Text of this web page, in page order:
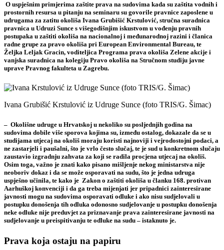
O uspješnim primjerima zaštite prava na sudovima kada su zaštita vodnih i
prostornih resursa u pitanju na seminaru su govorile pravnice zaposlene u
udrugama za zatitu okoliša Ivana Grubišić Krstulović, stručna suradnica
pravnica u Udruzi Sunce s višegodišnjim iskustvom u vođenju pravnih
postupaka u zaštiti okoliša na nacionalnoj i međunarodnoj razini i članica
radne grupe za pravo okoliša pri European Environmental Bureau, te
Željka Leljak Gracin, voditeljica Programa prava okoliša Zelene akcije i
vanjska suradnica na kolegiju Pravo okoliša na Stručnom studiju javne
uprave Pravnog fakulteta u Zagrebu.
Ivana Grubišić Krstulović iz Udruge Sunce (foto TRIS/G. Šimac)
– Okolišne udruge u Hrvatskoj u nekoliko su posljednjih godina na
sudovima dobile više sporova kojima su, između ostalog, dokazale da se u
studijama utjecaj na okoliš moraju koristi najnoviji i vejrodostojni podaci, a
ne zastarjeli i paušalni, što je vrlo često slučaj, te je sud u konkretnom slučaju
zaustavio izgradnju zahvata za koji se radila procjena utjecaj na okoliš.
Osim toga, važno je znati kako pisano mišljenje nekog ministarstva nije
neoboriv dokaz i da se može osporavati na sudu, što je jedna udruga
uspješno učinila, te kako je Zakon o zaštiti okoliša u članku 168. protivan
Aarhuškoj konvenciji i da ga treba mijenjati jer pripadnici zainteresirane
javnosti mogu na sudovima osporavati odluke i ako nisu sudjelovali u
postupku donošenja tih odluka odonosno sudjelovanje u postupku donošenja
neke odluke nije preduvjet za priznavanje prava zainteresirane javnosti na
sudjelovanje u preispitivanju te odluke na sudu – istaknuto je.
Prava koja ostaju na papiru